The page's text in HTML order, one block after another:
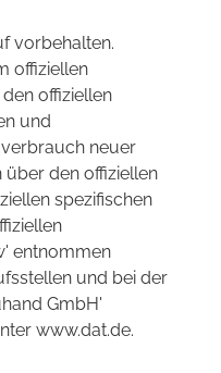
vorbehalten.
offiziellen
offiziellen
und
neuer
über den offiziellen
spezifischen
entnommen
und bei der
GmbH'
www.dat.de.